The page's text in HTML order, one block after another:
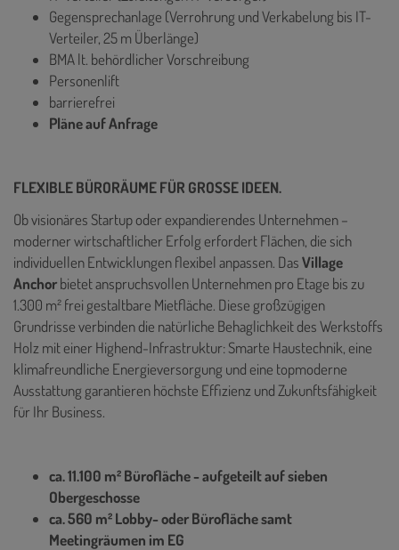
Gegensprechanlage (Verrohrung und Verkabelung bis IT-
Verteiler, 25 m Überlänge)
BMA lt. behördlicher Vorschreibung
Personenlift
barrierefrei
Pläne auf Anfrage
FLEXIBLE BÜRORÄUME FÜR GROSSE IDEEN.
Ob visionäres Startup oder expandierendes Unternehmen –
moderner wirtschaftlicher Erfolg erfordert Flächen, die sich
individuellen Entwicklungen flexibel anpassen. DasVillage
Anchorbietet anspruchsvollen Unternehmen pro Etage bis zu
1.300 m² frei gestaltbare Mietfläche. Diese großzügigen
Grundrisse verbinden die natürliche Behaglichkeit des Werkstoffs
Holz mit einer Highend-Infrastruktur: Smarte Haustechnik, eine
klimafreundliche Energieversorgung und eine topmoderne
Ausstattung garantieren höchste Effizienz und Zukunftsfähigkeit
für Ihr Business.
ca. 11.100 m² Bürofläche - aufgeteilt auf sieben
Obergeschosse
ca. 560 m² Lobby- oder Bürofläche samt
Meetingräumen im EG